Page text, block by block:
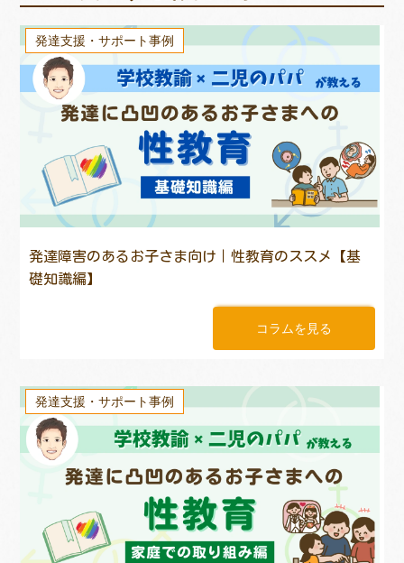
発達支援・サポート事例
発達障害のあるお子さま向け｜性教育のススメ【基
礎知識編】
コラムを見る
発達支援・サポート事例